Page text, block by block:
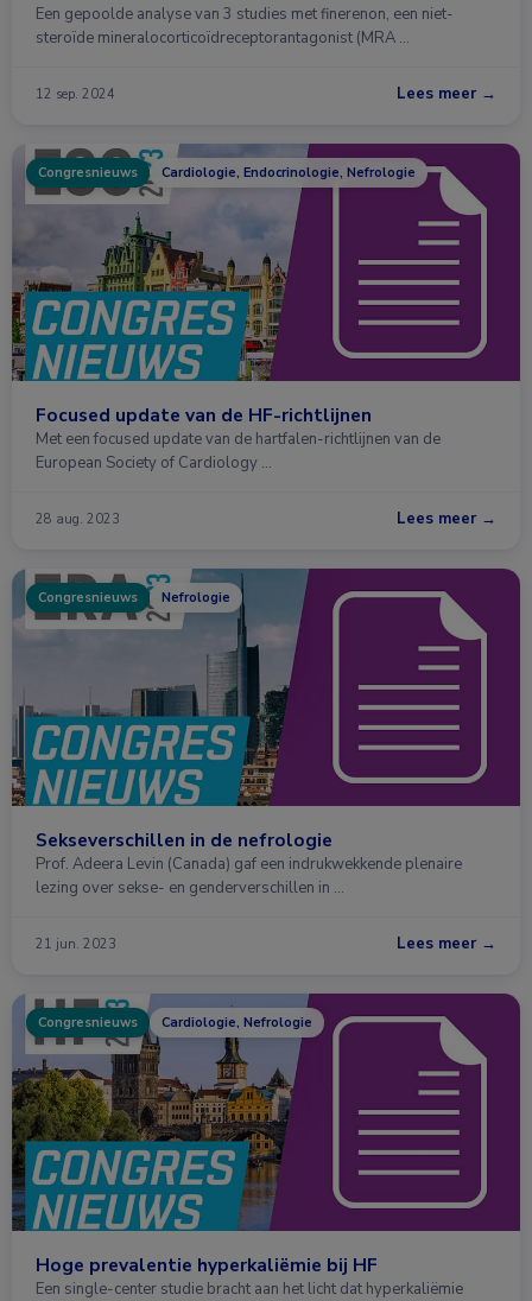
Een gepoolde analyse van 3 studies met finerenon, een niet-
steroïde mineralocorticoïdreceptorantagonist (MRA …
12 sep. 2024 Lees meer →
Congresnieuws Cardiologie, Endocrinologie, Nefrologie
Focused update van de HF-richtlijnen
Met een focused update van de hartfalen-richtlijnen van de
European Society of Cardiology …
28 aug. 2023 Lees meer →
Congresnieuws Nefrologie
Sekseverschillen in de nefrologie
Prof. Adeera Levin (Canada) gaf een indrukwekkende plenaire
lezing over sekse- en genderverschillen in …
21 jun. 2023 Lees meer →
Congresnieuws Cardiologie, Nefrologie
Hoge prevalentie hyperkaliëmie bij HF
Een single-center studie bracht aan het licht dat hyperkaliëmie